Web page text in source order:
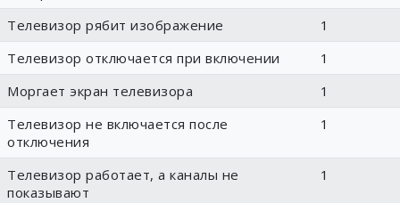
Телевизор рябит изображение
1
Телевизор отключается при включении
1
Моргает экран телевизора
1
Телевизор не включается после
отключения
1
Телевизор работает, а каналы не
показывают
1